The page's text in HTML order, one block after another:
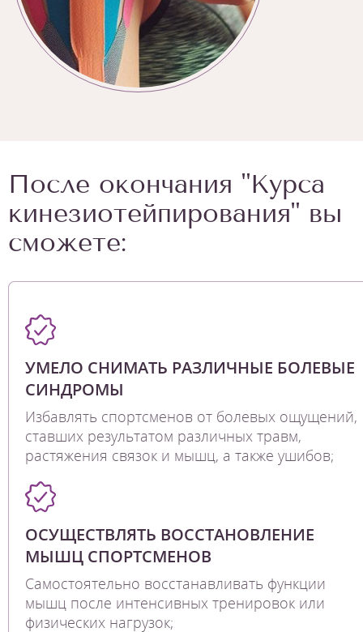
После окончания "Курса
кинезиотейпирования" вы
сможете:
УМЕЛО СНИМАТЬ РАЗЛИЧНЫЕ БОЛЕВЫЕ
СИНДРОМЫ
Избавлять спортсменов от болевых ощущений,
ставших результатом различных травм,
растяжения связок и мышц, а также ушибов;
ОСУЩЕСТВЛЯТЬ ВОССТАНОВЛЕНИЕ
МЫШЦ СПОРТСМЕНОВ
Самостоятельно восстанавливать функции
мышц после интенсивных тренировок или
физических нагрузок;